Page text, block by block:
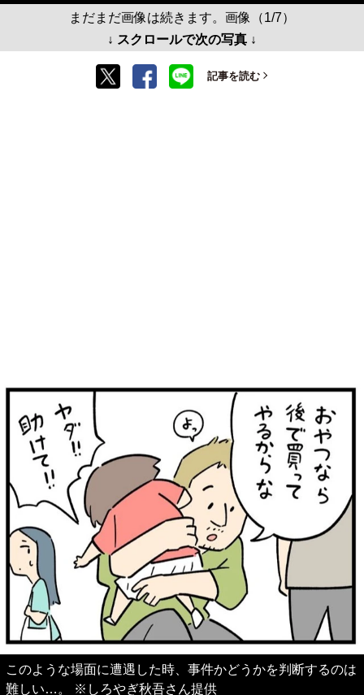
まだまだ画像は続きます。画像（1/7）
↓ スクロールで次の写真 ↓
記事を読む
このような場面に遭遇した時、事件かどうかを判断するのは
難しい…。 ※しろやぎ秋吾さん提供